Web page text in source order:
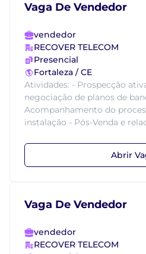
Vaga De Vendedor
vendedor
RECOVER TELECOM
Presencial
Fortaleza / CE
Atividades: - Prospecção
negociação de planos de
Acompanhamento do
instalação - Pós-Venda e
Abrir
Vaga De Vendedor
vendedor
RECOVER TELECOM